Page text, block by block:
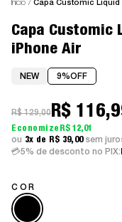
Início Capa Customic
Capa Customic
iPhone Air
NEW 9%OFF
5% de desconto no PIX:
R$ 129,00R$
R$ 12,01
3x
R$ 39,00 sem
COR